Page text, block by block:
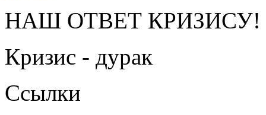
НАШ ОТВЕТ КРИЗИСУ!
Кризис - дурак
Ссылки